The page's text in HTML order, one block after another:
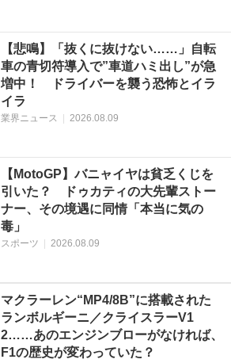
【悲鳴】「抜くに抜けない……」自転
車の青切符導入で”車道ハミ出し”が急
増中！ ドライバーを襲う恐怖とイラ
イラ
業界ニュース 2026.08.09
【MotoGP】バニャイヤは貧乏くじを
引いた？ ドゥカティの大先輩ストー
ナー、その境遇に同情「本当に気の
毒」
スポーツ 2026.08.09
マクラーレン“MP4/8B”に搭載された
ランボルギーニ／クライスラーV1
2……あのエンジンブローがなければ、
F1の歴史が変わっていた？